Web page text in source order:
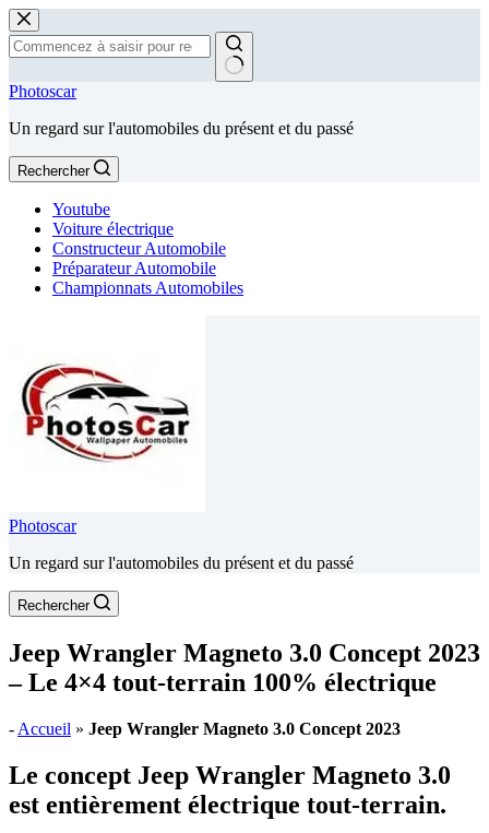
Passer
au
contenu
Aucun
Photoscar
Un regard sur l'automobiles du présent et du passé
Rechercher
Youtube
Voiture électrique
Constructeur Automobile
Préparateur Automobile
Championnats Automobiles
Photoscar
Un regard sur l'automobiles du présent et du passé
Rechercher
Jeep Wrangler Magneto 3.0 Concept 2023
– Le 4×4 tout-terrain 100% électrique
- Accueil » Jeep Wrangler Magneto 3.0 Concept 2023
Le concept Jeep Wrangler Magneto 3.0
est entièrement électrique tout-terrain.